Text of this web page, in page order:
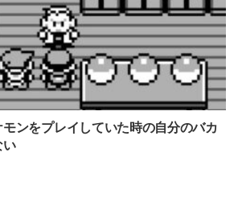
ンをプレイしていた時の自分のバカ
い